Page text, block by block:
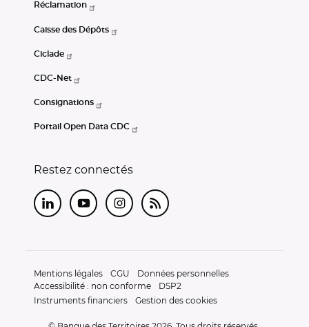
Réclamation
Caisse des Dépôts
Ciclade
CDC-Net
Consignations
Portail Open Data CDC
Restez connectés
LinkedInYoutubeInstagram
RSS
Mentions légales CGU
Données personnelles
Accessibilité : non conforme
DSP2
Instruments financiers
Gestion des cookies